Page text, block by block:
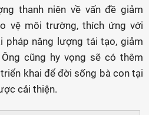
thanh niên về vấn đề giảm
vệ môi trường, thích ứng với
pháp năng lượng tái tạo, giảm
cũng hy vọng sẽ có thêm
khai để đời sống bà con tại
cải thiện.